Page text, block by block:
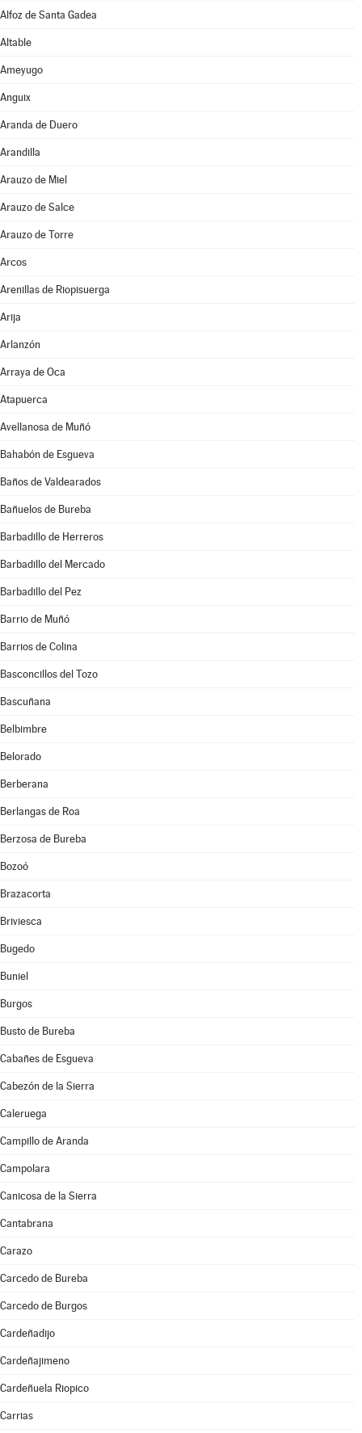
Alfoz de Santa Gadea
Altable
Ameyugo
Anguix
Aranda de Duero
Arandilla
Arauzo de Miel
Arauzo de Salce
Arauzo de Torre
Arcos
Arenillas de Riopisuerga
Arija
Arlanzón
Arraya de Oca
Atapuerca
Avellanosa de Muñó
Bahabón de Esgueva
Baños de Valdearados
Bañuelos de Bureba
Barbadillo de Herreros
Barbadillo del Mercado
Barbadillo del Pez
Barrio de Muñó
Barrios de Colina
Basconcillos del Tozo
Bascuñana
Belbimbre
Belorado
Berberana
Berlangas de Roa
Berzosa de Bureba
Bozoó
Brazacorta
Briviesca
Bugedo
Buniel
Burgos
Busto de Bureba
Cabañes de Esgueva
Cabezón de la Sierra
Caleruega
Campillo de Aranda
Campolara
Canicosa de la Sierra
Cantabrana
Carazo
Carcedo de Bureba
Carcedo de Burgos
Cardeñadijo
Cardeñajimeno
Cardeñuela Riopico
Carrias